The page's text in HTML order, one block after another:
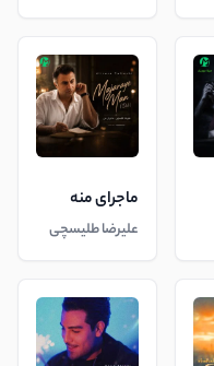
ماجرای منه
علیرضا طلیسچی